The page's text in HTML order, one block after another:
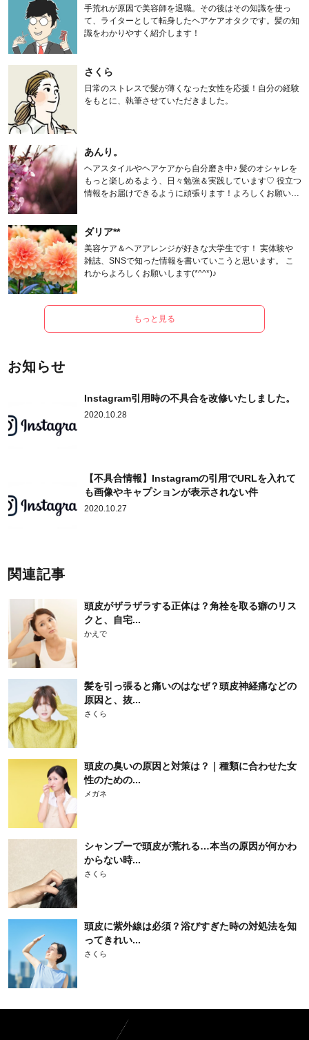
手荒れが原因で美容師を退職。その後はその知識を使っ
て、ライターとして転身したヘアケアオタクです。髪の知
識をわかりやすく紹介します！
さくら
日常のストレスで髪が薄くなった女性を応援！自分の経験
をもとに、執筆させていただきました。
あんり。
ヘアスタイルやヘアケアから自分磨き中♪ 髪のオシャレを
もっと楽しめるよう、日々勉強＆実践しています♡ 役立つ
情報をお届けできるように頑張ります！よろしくお願いし
ダリア**
美容ケア＆ヘアアレンジが好きな大学生です！ 実体験や
雑誌、SNSで知った情報を書いていこうと思います。 こ
れからよろしくお願いします(*^^*)♪
もっと見る
お知らせ
Instagram引用時の不具合を改修いたしました。
2020.10.28
【不具合情報】Instagramの引用でURLを入れて
も画像やキャプションが表示されない件
2020.10.27
関連記事
頭皮がザラザラする正体は？角栓を取る癖のリス
クと、自宅...
かえで
髪を引っ張ると痛いのはなぜ？頭皮神経痛などの
原因と、抜...
さくら
頭皮の臭いの原因と対策は？｜種類に合わせた女
性のための...
メガネ
シャンプーで頭皮が荒れる…本当の原因が何かわ
からない時...
さくら
頭皮に紫外線は必須？浴びすぎた時の対処法を知
ってきれい...
さくら